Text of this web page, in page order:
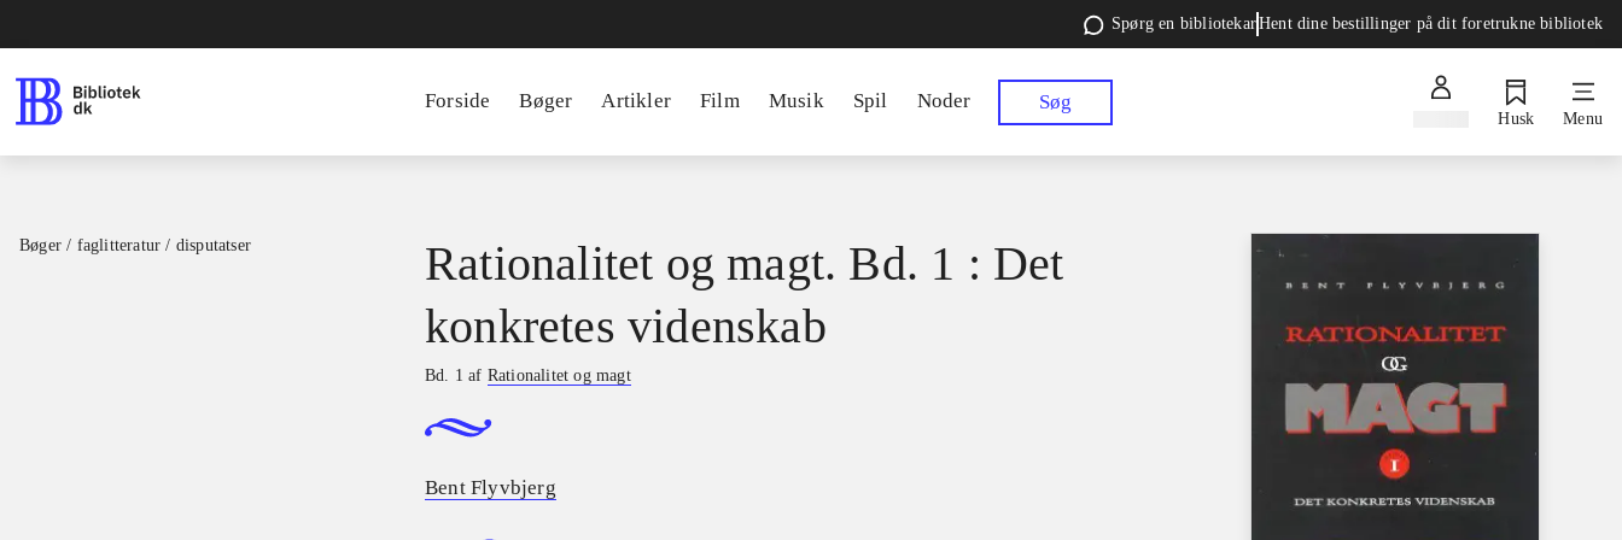
Spørg en bibliotekarHent dine bestillinger på dit foretrukne bibliotek
Forside Bøger Artikler Film Musik Spil Noder Søg
Husk Menu
Bøger / faglitteratur / disputatser
Rationalitet og magt. Bd. 1 : Det
konkretes videnskab
Bd. 1 af Rationalitet og magt
Bent Flyvbjerg